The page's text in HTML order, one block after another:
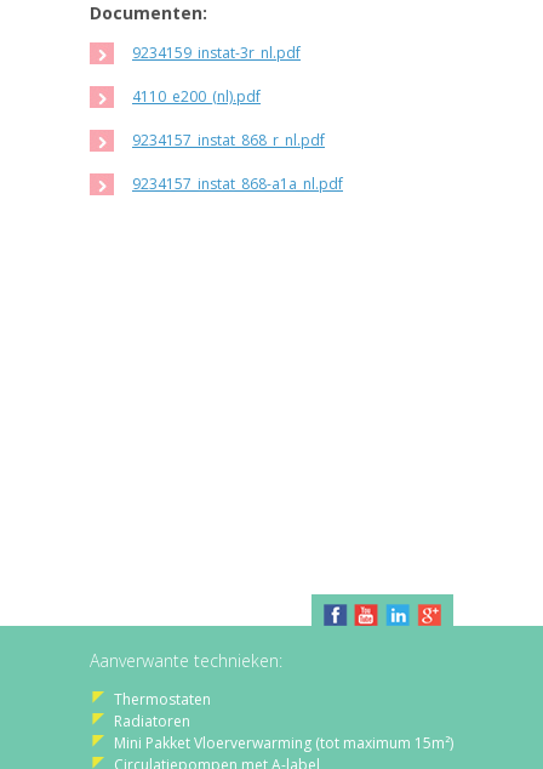
Documenten:
9234159_instat-3r_nl.pdf
4110_e200_(nl).pdf
9234157_instat_868_r_nl.pdf
9234157_instat_868-a1a_nl.pdf
Aanverwante technieken:
Thermostaten
Radiatoren
Mini Pakket Vloerverwarming (tot maximum 15m²)
Circulatiepompen met A-label